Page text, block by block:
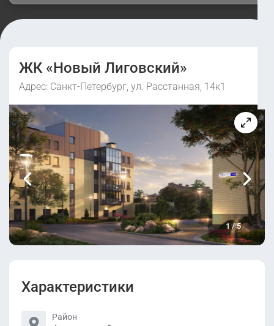
ЖК «Новый Лиговский»
Адрес: Санкт-Петербург, ул. Расстанная, 14к1
1/5
Характеристики
Район